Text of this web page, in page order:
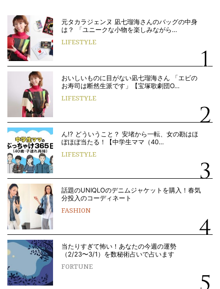
元タカラジェンヌ 凪七瑠海さんのバッグの中身
は？ 「ユニークな小物を楽しみながら…
LIFESTYLE
おいしいものに目がない凪七瑠海さん 「エビの
お寿司は断然生派です」【宝塚歌劇団O…
LIFESTYLE
ん!? どういうこと？ 安堵から一転、女の勘はほ
ぼほぼ当たる！【中学生ママ（40…
LIFESTYLE
話題のUNIQLOのデニムジャケットを購入！春気
分投入のコーディネート
FASHION
当たりすぎて怖い！あなたの今週の運勢
（2/23〜3/1）を数秘術占いで占います
FORTUNE